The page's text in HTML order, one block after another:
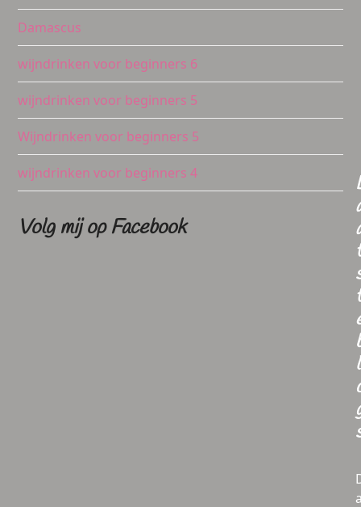
Damascus
wijndrinken voor beginners 6
wijndrinken voor beginners 5
Wijndrinken voor beginners 5
wijndrinken voor beginners 4
Volg mij op Facebook
t
t
l